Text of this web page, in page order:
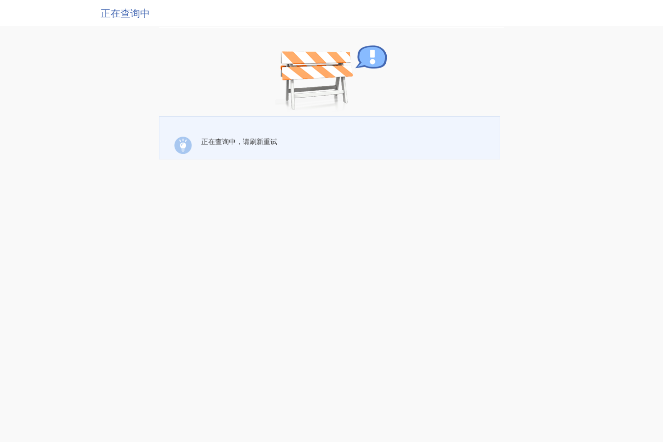
正在查询中
正在查询中，请刷新重试